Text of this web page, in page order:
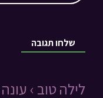
שלחו תגובה
לילה טוב › עונה 1 ›